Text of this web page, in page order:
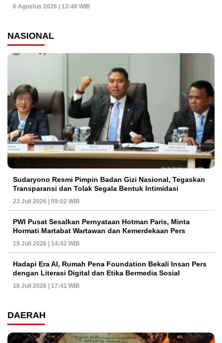
6 Agustus 2026 | 13:48 WIB
NASIONAL
Sudaryono Resmi Pimpin Badan Gizi Nasional, Tegaskan
Transparansi dan Tolak Segala Bentuk Intimidasi
23 Juli 2026 | 09:02 WIB
PWI Pusat Sesalkan Pernyataan Hotman Paris, Minta
Hormati Martabat Wartawan dan Kemerdekaan Pers
19 Juli 2026 | 14:42 WIB
Hadapi Era AI, Rumah Pena Foundation Bekali Insan Pers
dengan Literasi Digital dan Etika Bermedia Sosial
18 Juli 2026 | 17:41 WIB
DAERAH